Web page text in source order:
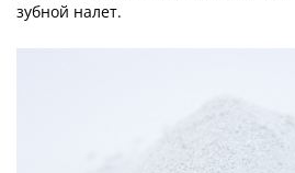
зубной налет.